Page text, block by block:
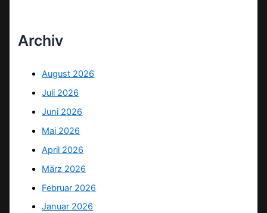
Archiv
August 2026
Juli 2026
Juni 2026
Mai 2026
April 2026
März 2026
Februar 2026
Januar 2026